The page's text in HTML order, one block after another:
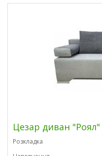
Цезар диван "Роял"
Розкладка